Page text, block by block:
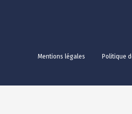
Mentions légales Politique